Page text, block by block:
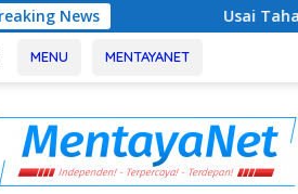
News Usai Tahan 5
MENU MENTAYANET